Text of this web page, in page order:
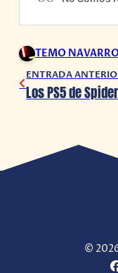
TEMO
ENTRADA
©